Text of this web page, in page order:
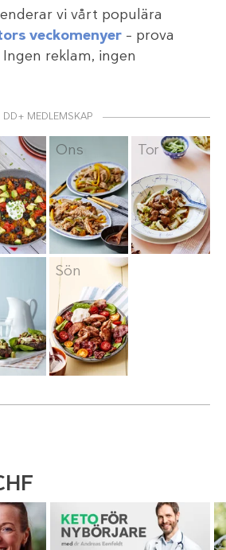
vi vårt populära
veckomenyer – prova
reklam, ingen
DD+ MEDLEMSKAP
Ons Tor
Sön